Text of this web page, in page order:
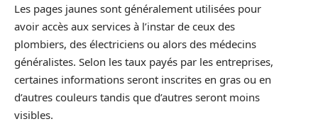
Les pages jaunes sont généralement utilisées pour
avoir accès aux services à l’instar de ceux des
plombiers, des électriciens ou alors des médecins
généralistes. Selon les taux payés par les entreprises,
certaines informations seront inscrites en gras ou en
d’autres couleurs tandis que d’autres seront moins
visibles.